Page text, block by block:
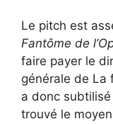
Le pitch est
Fantôme de
faire payer le
générale de La
a donc
trouvé le